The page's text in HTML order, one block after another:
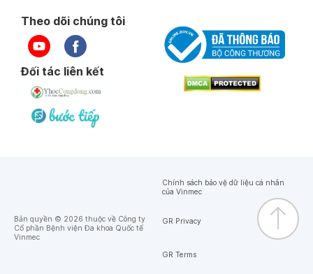
Theo dõi chúng tôi
Đối tác liên kết
Bản quyền © 2026 thuộc về Công ty
Cổ phần Bệnh viện Đa khoa Quốc tế
Vinmec
Chính sách bảo vệ dữ liệu cá nhân
của Vinmec
GR Privacy
GR Terms